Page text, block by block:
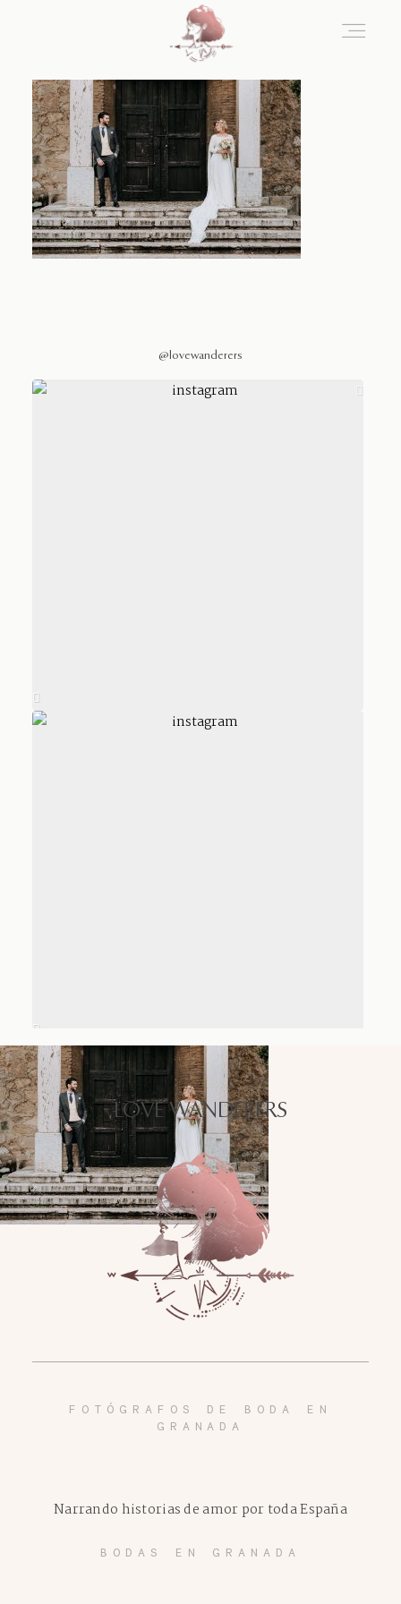
@lovewanderers
LOVE WANDERERS
FOTÓGRAFOS DE BODA EN
GRANADA
BODAS EN GRANADA
Narrando historias de amor por toda España
Home
Blog
Sobre Nosotros